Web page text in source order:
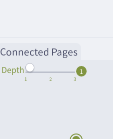
Connected Pages
Depth 1